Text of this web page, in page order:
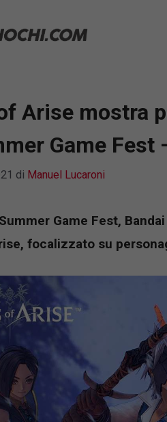
Arise mostra
Game Fest
di Manuel Lucaroni
Game Fest,
focalizzato su